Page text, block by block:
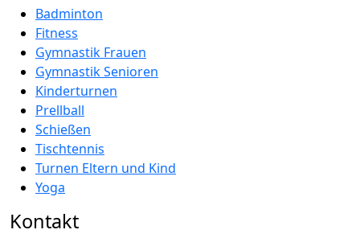
Badminton
Fitness
Gymnastik Frauen
Gymnastik Senioren
Kinderturnen
Prellball
Schießen
Tischtennis
Turnen Eltern und Kind
Yoga
Kontakt